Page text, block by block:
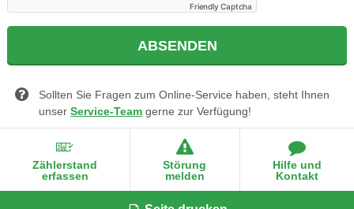
Friendly Captcha
Sollten Sie Fragen zum Online-Service haben, steht Ihnen
unser Service-Team gerne zur Verfügung!
Zählerstand
erfassen
Störung
melden
Hilfe und
Kontakt